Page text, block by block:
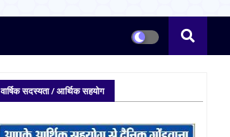
वार्षिक सदस्यता / आर्थिक सहयोग